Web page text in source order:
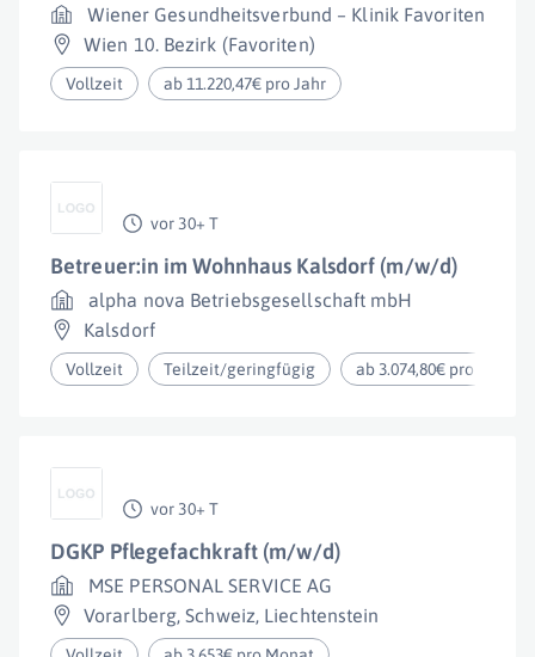
Wiener Gesundheitsverbund – Klinik Favoriten
Wien 10. Bezirk (Favoriten)
Vollzeit ab 11.220,47€ pro Jahr
vor 30+ T
Betreuer:in im Wohnhaus Kalsdorf (m/w/d)
alpha nova Betriebsgesellschaft mbH
Kalsdorf
Vollzeit Teilzeit/geringfügig ab 3.074,80€ pro Monat
vor 30+ T
DGKP Pflegefachkraft (m/w/d)
MSE PERSONAL SERVICE AG
Vorarlberg,Schweiz, Liechtenstein